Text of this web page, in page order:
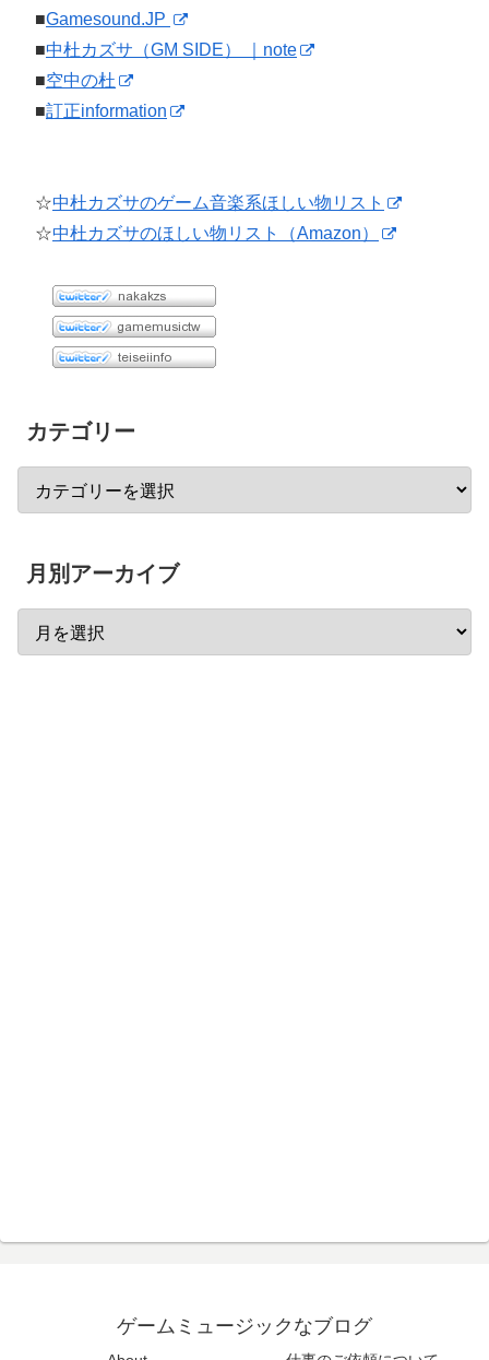
■Gamesound.JP
■中杜カズサ（GM SIDE） ｜note
■空中の杜
■訂正information
☆中杜カズサのゲーム音楽系ほしい物リスト
☆中杜カズサのほしい物リスト（Amazon）
カテゴリー
月別アーカイブ
ゲームミュージックなブログ